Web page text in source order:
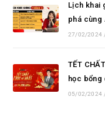
Lịch khai
phá cùng
27/02/2024
TẾT
học bổng
05/02/2024